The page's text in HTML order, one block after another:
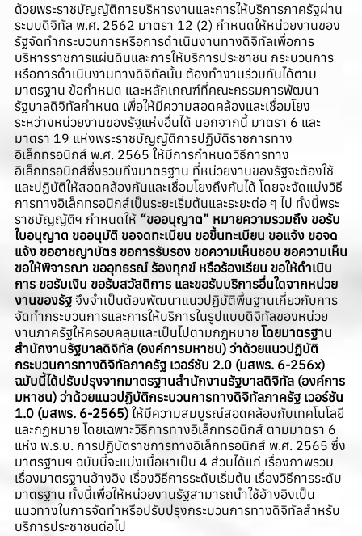
ด้วยพระราชบัญญัติการบริหารงานและการให้บริการภาครัฐผ่าน
ระบบดิจิทัล พ.ศ. 2562 มาตรา 12 (2) กำหนดให้หน่วยงานของ
รัฐจัดทำกระบวนการหรือการดำเนินงานทางดิจิทัลเพื่อการ
บริหารราชการแผ่นดินและการให้บริการประชาชน กระบวนการ
หรือการดำเนินงานทางดิจิทัลนั้น ต้องทำงานร่วมกันได้ตาม
มาตรฐาน ข้อกำหนด และหลักเกณฑ์ที่คณะกรรมการพัฒนา
รัฐบาลดิจิทัลกำหนด เพื่อให้มีความสอดคล้องและเชื่อมโยง
ระหว่างหน่วยงานของรัฐแห่งอื่นได้ นอกจากนี้ มาตรา 6 และ
มาตรา 19 แห่งพระราชบัญญัติการปฏิบัติราชการทาง
อิเล็กทรอนิกส์ พ.ศ. 2565 ให้มีการกำหนดวิธีการทาง
อิเล็กทรอนิกส์ซึ่งรวมถึงมาตรฐาน ที่หน่วยงานของรัฐจะต้องใช้
และปฏิบัติให้สอดคล้องกันและเชื่อมโยงถึงกันได้ โดยจะจัดแบ่งวิธี
การทางอิเล็กทรอนิกส์เป็นระยะเริ่มต้นและระยะต่อ ๆ ไป ทั้งนี้พระ
ราชบัญญัติฯ กำหนดให้ “ขออนุญาต” หมายความรวมถึง ขอรับ
ใบอนุญาต ขออนุมัติ ขอจดทะเบียน ขอขึ้นทะเบียน ขอแจ้ง ขอจด
แจ้ง ขออาชญาบัตร ขอการรับรอง ขอความเห็นชอบ ขอความเห็น
ขอให้พิจารณา ขออุทธรณ์ ร้องทุกข์ หรือร้องเรียน ขอให้ดำเนิน
การ ขอรับเงิน ขอรับสวัสดิการ และขอรับบริการอื่นใดจากหน่วย
งานของรัฐ จึงจำเป็นต้องพัฒนาแนวปฏิบัติพื้นฐานเกี่ยวกับการ
จัดทำกระบวนการและการให้บริการในรูปแบบดิจิทัลของหน่วย
งานภาครัฐให้ครอบคลุมและเป็นไปตามกฎหมาย โดยมาตรฐาน
สำนักงานรัฐบาลดิจิทัล (องค์การมหาชน) ว่าด้วยแนวปฏิบัติ
กระบวนการทางดิจิทัลภาครัฐ เวอร์ชัน 2.0 (มสพร. 6-256x)
ฉบับนี้ได้ปรับปรุงจากมาตรฐานสำนักงานรัฐบาลดิจิทัล (องค์การ
มหาชน) ว่าด้วยแนวปฏิบัติกระบวนการทางดิจิทัลภาครัฐ เวอร์ชัน
1.0 (มสพร. 6-2565) ให้มีความสมบูรณ์สอดคล้องกับเทคโนโลยี
และกฏหมาย โดยเฉพาะวิธีการทางอิเล็กทรอนิกส์ ตามมาตรา 6
แห่ง พ.ร.บ. การปฏิบัตราชการทางอิเล็กทรอนิกส์ พ.ศ. 2565 ซึ่ง
มาตรฐานฯ ฉบับนี้จะแบ่งเนื้อหาเป็น 4 ส่วนได้แก่ เรื่องภาพรวม
เรื่องมาตรฐานอ้างอิง เรื่องวิธีการระดับเริ่มต้น เรื่องวิธีการระดับ
มาตรฐาน ทั้งนี้เพื่อให้หน่วยงานรัฐสามารถนำใช้อ้างอิงเป็น
แนวทางในการจัดทำหรือปรับปรุงกระบวนการทางดิจิทัลสำหรับ
บริการประชาชนต่อไป